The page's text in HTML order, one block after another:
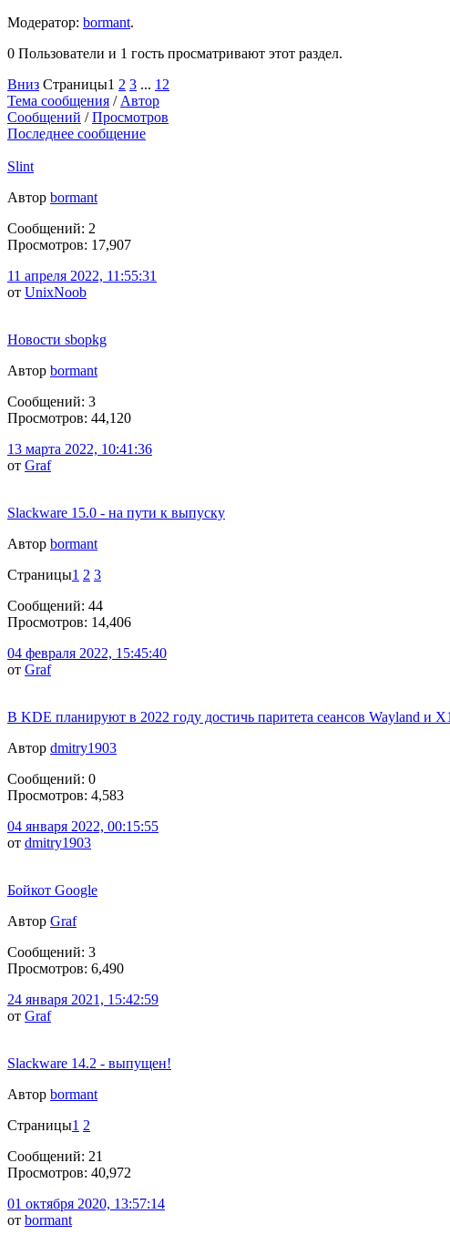
Модератор: bormant.
0 Пользователи и 1 гость просматривают этот раздел.
Вниз Страницы1 2 3 ... 12
Тема сообщения / Автор
Сообщений /Просмотров
Последнее сообщение
Slint
Автор bormant
Сообщений: 2
Просмотров: 17,907
11 апреля 2022, 11:55:31
от UnixNoob
Новости sbopkg
Автор bormant
Сообщений: 3
Просмотров: 44,120
13 марта 2022, 10:41:36
от Graf
Slackware 15.0 - на пути к выпуску
Автор bormant
Страницы1 2 3
Сообщений: 44
Просмотров: 14,406
04 февраля 2022, 15:45:40
от Graf
В KDE планируют в 2022 году достичь паритета сеансов Wayland и
Автор dmitry1903
Сообщений: 0
Просмотров: 4,583
04 января 2022, 00:15:55
от dmitry1903
Бойкот Google
Автор Graf
Сообщений: 3
Просмотров: 6,490
24 января 2021, 15:42:59
от Graf
Slackware 14.2 - выпущен!
Автор bormant
Страницы1 2
Сообщений: 21
Просмотров: 40,972
01 октября 2020, 13:57:14
от bormant